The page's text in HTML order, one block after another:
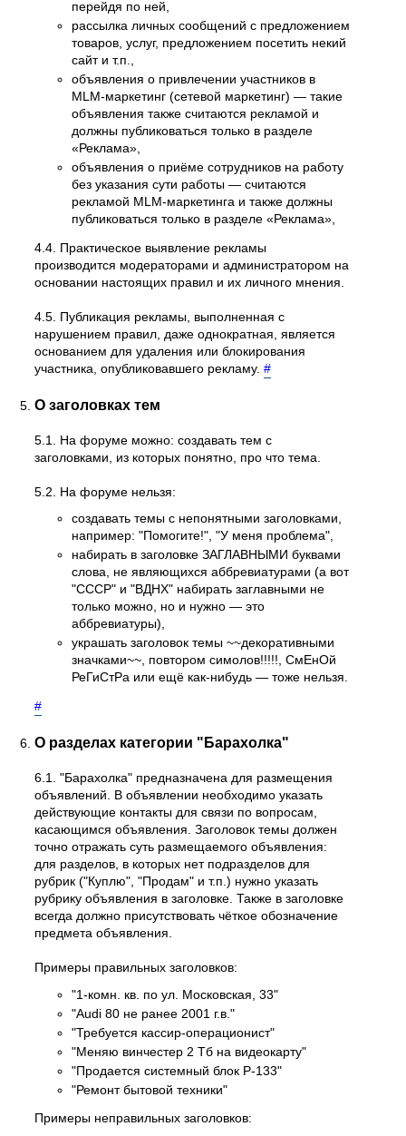
перейдя по ней,
рассылка личных сообщений с предложением
товаров, услуг, предложением посетить некий
сайт и т.п.,
объявления о привлечении участников в
MLM-маркетинг (сетевой маркетинг) — такие
объявления также считаются рекламой и
должны публиковаться только в разделе
«Реклама»,
объявления о приёме сотрудников на работу
без указания сути работы — считаются
рекламой MLM-маркетинга и также должны
публиковаться только в разделе «Реклама»,
4.4. Практическое выявление рекламы
производится модераторами и администратором на
основании настоящих правил и их личного мнения.
4.5. Публикация рекламы, выполненная с
нарушением правил, даже однократная, является
основанием для удаления или блокирования
участника, опубликовавшего рекламу.#
О заголовках тем
5.1. На форуме можно: создавать тем с
заголовками, из которых понятно, про что тема.
5.2. На форуме нельзя:
создавать темы с непонятными заголовками,
например: "Помогите!", "У меня проблема",
набирать в заголовке ЗАГЛАВНЫМИ буквами
слова, не являющихся аббревиатурами (а вот
"СССР" и "ВДНХ" набирать заглавными не
только можно, но и нужно — это
аббревиатуры),
украшать заголовок темы ~~декоративными
значками~~, повтором симолов!!!!!, СмЕнОй
РеГиСтРа или ещё как-нибудь — тоже нельзя.
#
О разделах категории "Барахолка"
6.1. "Барахолка" предназначена для размещения
объявлений. В объявлении необходимо указать
действующие контакты для связи по вопросам,
касающимся объявления. Заголовок темы должен
точно отражать суть размещаемого объявления:
для разделов, в которых нет подразделов для
рубрик ("Куплю", "Продам" и т.п.) нужно указать
рубрику объявления в заголовке. Также в заголовке
всегда должно присутствовать чёткое обозначение
предмета объявления.
Примеры правильных заголовков:
"1-комн. кв. по ул. Московская, 33"
"Audi 80 не ранее 2001 г.в."
"Требуется кассир-операционист"
"Меняю винчестер 2 Тб на видеокарту"
"Продается системный блок P-133"
"Ремонт бытовой техники"
Примеры неправильных заголовков: